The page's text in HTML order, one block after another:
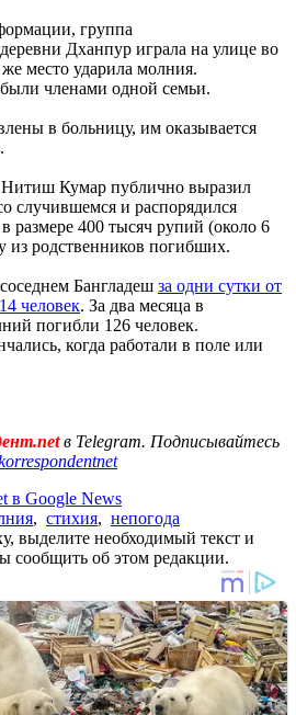
группа
Дханпур играла на улице во
место ударила молния.
членами одной семьи.
в больницу, им оказывается
Кумар публично выразил
случившемся и распорядился
размере 400 тысяч рупий (около 6
из родственников погибших.
Бангладеш за одни сутки от
человек. За два месяца в
погибли 126 человек.
когда работали в поле или
в Telegram. Подписывайтесь
в Google News
, стихия, непогода
выделите необходимый текст и
сообщить об этом редакции.